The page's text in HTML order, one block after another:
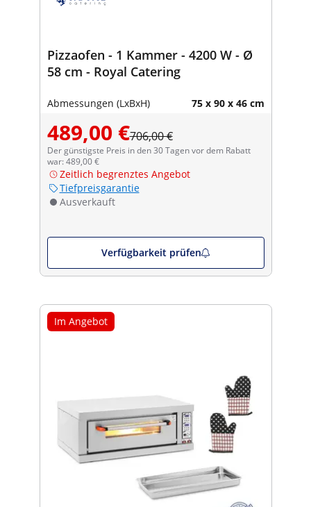
Pizzaofen - 1 Kammer - 4200 W - Ø
58 cm - Royal Catering
Abmessungen (LxBxH) 75 x 90 x 46 cm
489,00 €706,00 €
Der günstigste Preis in den 30 Tagen vor dem Rabatt
war: 489,00 €
Zeitlich begrenztes Angebot
Tiefpreisgarantie
Ausverkauft
Verfügbarkeit prüfen
Im Angebot